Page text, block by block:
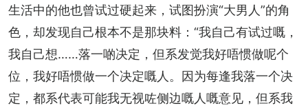
生活中的他也曾试过硬起来，试图扮演“大男人”的角
色，却发现自己根本不是那块料：“我自己有试过嘅，
我自己想……落一啲决定，但系发觉我好唔惯做呢个
位，我好唔惯做一个决定嘅人。因为每逢我落一个决
定，都系代表可能我无视咗侧边嘅人嘅意见，但系我